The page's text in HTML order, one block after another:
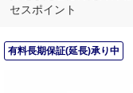
セスポイント
有料長期保証(延長)承り中